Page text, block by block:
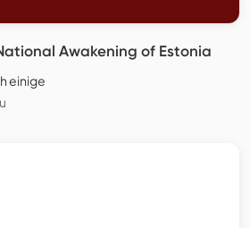
Awakening of Estonia
einige